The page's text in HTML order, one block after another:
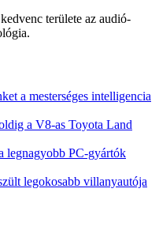
területe az audió-
a mesterséges intelligencia
a V8-as Toyota Land
legnagyobb PC-gyártók
legokosabb villanyautója